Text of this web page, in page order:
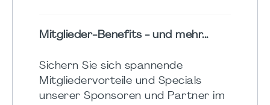
Mitglieder-Benefits - und mehr...
Sichern Sie sich spannende
Mitgliedervorteile und Specials
unserer Sponsoren und Partner im